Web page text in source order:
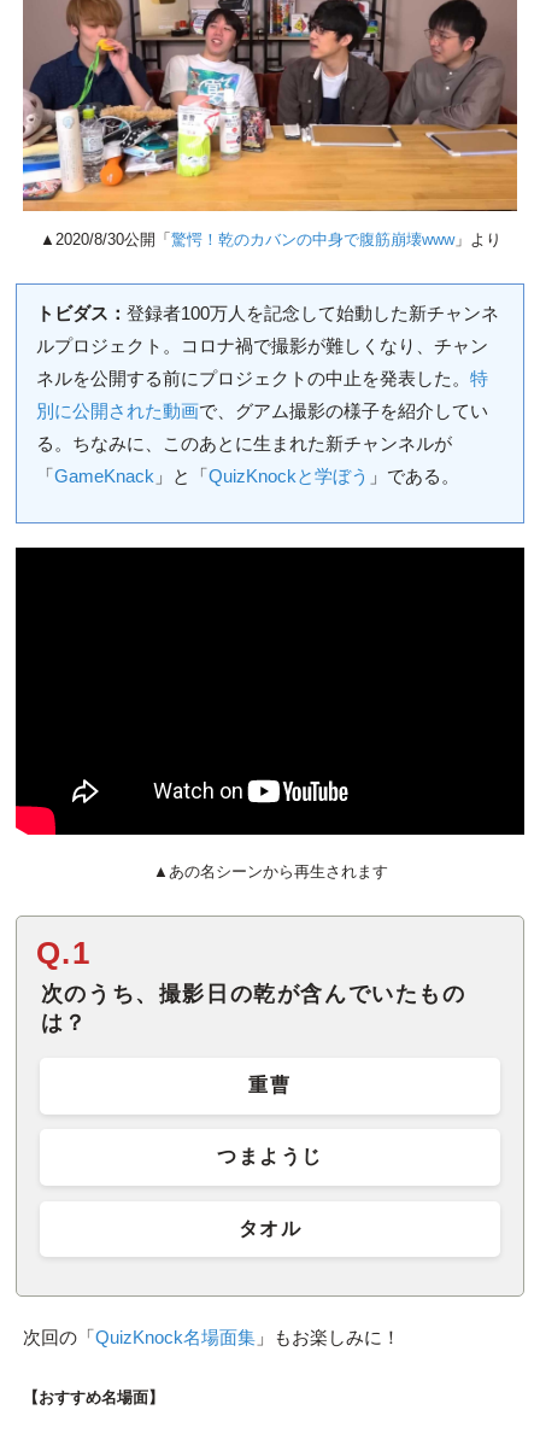
▲2020/8/30公開「 驚愕！乾のカバンの中身で腹筋崩壊www」より
トビダス： 登録者100万人を記念して始動した新チャンネ
ルプロジェクト。コロナ禍で撮影が難しくなり、チャン
ネルを公開する前にプロジェクトの中止を発表した。 特
別に公開された動画で、グアム撮影の様子を紹介してい
る。ちなみに、このあとに生まれた新チャンネルが
「GameKnack 」と「QuizKnockと学ぼう 」である。
▲あの名シーンから再生されます
Q.1
次のうち、撮影日の乾が含んでいたもの
は？
重曹
つまようじ
タオル
次回の「QuizKnock名場面集」もお楽しみに！
【おすすめ名場面】